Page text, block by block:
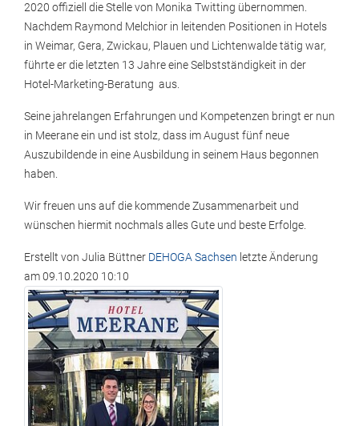
2020 offiziell die Stelle von Monika Twitting übernommen.
Nachdem Raymond Melchior in leitenden Positionen in Hotels
in Weimar, Gera, Zwickau, Plauen und Lichtenwalde tätig war,
führte er die letzten 13 Jahre eine Selbstständigkeit in der
Hotel-Marketing-Beratung aus.
Seine jahrelangen Erfahrungen und Kompetenzen bringt er nun
in Meerane ein und ist stolz, dass im August fünf neue
Auszubildende in eine Ausbildung in seinem Haus begonnen
haben.
Wir freuen uns auf die kommende Zusammenarbeit und
wünschen hiermit nochmals alles Gute und beste Erfolge.
Erstellt von Julia Büttner DEHOGA Sachsen letzte Änderung
am09.10.2020 10:10